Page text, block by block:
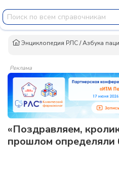
Энциклопедия РЛС/Азбука
Реклама
«Поздравляем,
прошлом определяли